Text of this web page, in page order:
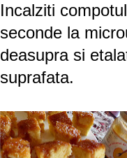
Incalziti
seconde la
deasupra si
suprafata.